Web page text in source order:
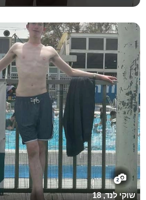
2
שוקי לנד, 18